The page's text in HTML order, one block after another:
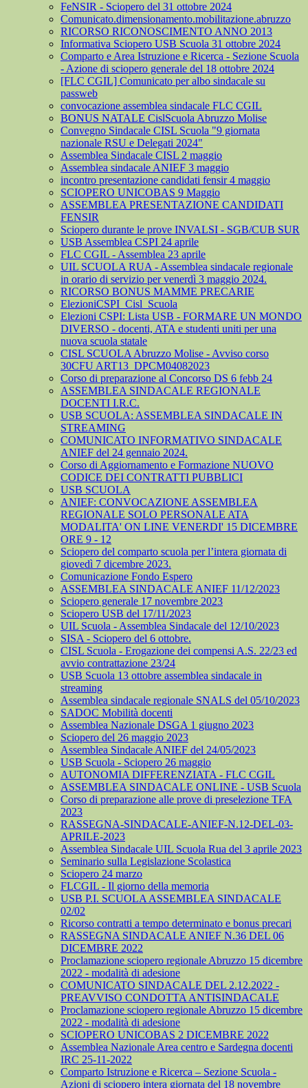
FeNSIR - Sciopero del 31 ottobre 2024
Comunicato.dimensionamento.mobilitazione.abruzzo
RICORSO RICONOSCIMENTO ANNO 2013
Informativa Sciopero USB Scuola 31 ottobre 2024
Comparto e Area Istruzione e Ricerca - Sezione Scuola
- Azione di sciopero generale del 18 ottobre 2024
[FLC CGIL] Comunicato per albo sindacale su
passweb
convocazione assemblea sindacale FLC CGIL
BONUS NATALE CislScuola Abruzzo Molise
Convegno Sindacale CISL Scuola "9 giornata
nazionale RSU e Delegati 2024"
Assemblea Sindacale CISL 2 maggio
Assemblea sindacale ANIEF 3 maggio
incontro presentazione candidati fensir 4 maggio
SCIOPERO UNICOBAS 9 Maggio
ASSEMBLEA PRESENTAZIONE CANDIDATI
FENSIR
Sciopero durante le prove INVALSI - SGB/CUB SUR
USB Assemblea CSPI 24 aprile
FLC CGIL - Assemblea 23 aprile
UIL SCUOLA RUA - Assemblea sindacale regionale
in orario di servizio per venerdì 3 maggio 2024.
RICORSO BONUS MAMME PRECARIE
ElezioniCSPI_Cisl_Scuola
Elezioni CSPI: Lista USB - FORMARE UN MONDO
DIVERSO - docenti, ATA e studenti uniti per una
nuova scuola statale
CISL SCUOLA Abruzzo Molise - Avviso corso
30CFU ART13_DPCM04082023
Corso di preparazione al Concorso DS 6 febb 24
ASSEMBLEA SINDACALE REGIONALE
DOCENTI I.R.C.
USB SCUOLA: ASSEMBLEA SINDACALE IN
STREAMING
COMUNICATO INFORMATIVO SINDACALE
ANIEF del 24 gennaio 2024.
Corso di Aggiornamento e Formazione NUOVO
CODICE DEI CONTRATTI PUBBLICI
USB SCUOLA
ANIEF: CONVOCAZIONE ASSEMBLEA
REGIONALE SOLO PERSONALE ATA
MODALITA' ON LINE VENERDI' 15 DICEMBRE
ORE 9 - 12
Sciopero del comparto scuola per l’intera giornata di
giovedì 7 dicembre 2023.
Comunicazione Fondo Espero
ASSEMBLEA SINDACALE ANIEF 11/12/2023
Sciopero generale 17 novembre 2023
Sciopero USB del 17/11/2023
UIL Scuola - Assemblea Sindacale del 12/10/2023
SISA - Sciopero del 6 ottobre.
CISL Scuola - Erogazione dei compensi A.S. 22/23 ed
avvio contrattazione 23/24
USB Scuola 13 ottobre assemblea sindacale in
streaming
Assemblea sindacale regionale SNALS del 05/10/2023
SADOC Mobilità docenti
Assemblea Nazionale DSGA 1 giugno 2023
Sciopero del 26 maggio 2023
Assemblea Sindacale ANIEF del 24/05/2023
USB Scuola - Sciopero 26 maggio
AUTONOMIA DIFFERENZIATA - FLC CGIL
ASSEMBLEA SINDACALE ONLINE - USB Scuola
Corso di preparazione alle prove di preselezione TFA
2023
RASSEGNA-SINDACALE-ANIEF-N.12-DEL-03-
APRILE-2023
Assemblea Sindacale UIL Scuola Rua del 3 aprile 2023
Seminario sulla Legislazione Scolastica
Sciopero 24 marzo
FLCGIL - Il giorno della memoria
USB P.I. SCUOLA ASSEMBLEA SINDACALE
02/02
Ricorso contratti a tempo determinato e bonus precari
RASSEGNA SINDACALE ANIEF N.36 DEL 06
DICEMBRE 2022
Proclamazione sciopero regionale Abruzzo 15 dicembre
2022 - modalità di adesione
COMUNICATO SINDACALE DEL 2.12.2022 -
PREAVVISO CONDOTTA ANTISINDACALE
Proclamazione sciopero regionale Abruzzo 15 dicembre
2022 - modalità di adesione
SCIOPERO UNICOBAS 2 DICEMBRE 2022
Assemblea Nazionale Area centro e Sardegna docenti
IRC 25-11-2022
Comparto Istruzione e Ricerca – Sezione Scuola -
Azioni di sciopero intera giornata del 18 novembre